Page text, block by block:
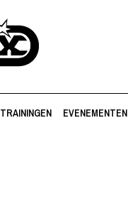
TRAININGEN EVENEMENTEN